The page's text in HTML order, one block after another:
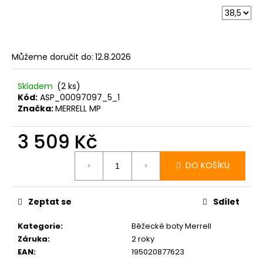
Můžeme doručit do: 12.8.2026
Skladem (2 ks)
Kód: ASP_00097097_5_1
Značka:MERRELL MP
3 509 Kč
DO KOŠÍKU
Kategorie:
Běžecké boty Merrell
Záruka:
2 roky
EAN:
195020877623
Zeptat se Sdílet